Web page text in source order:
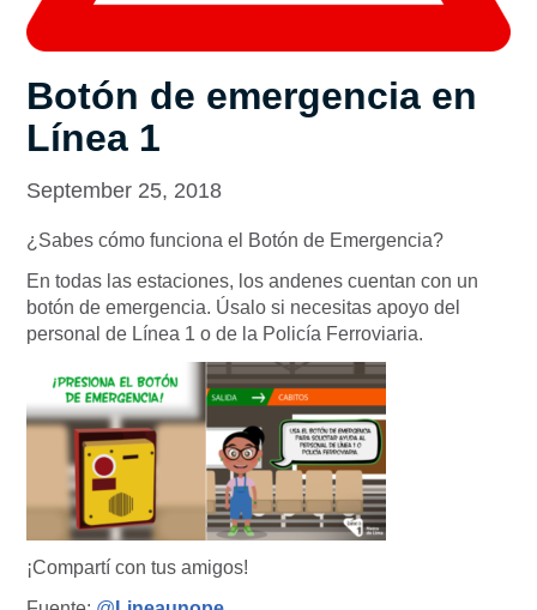
Botón de emergencia en
Línea 1
September 25, 2018
¿Sabes cómo funciona el Botón de Emergencia?
En todas las estaciones, los andenes cuentan con un
botón de emergencia. Úsalo si necesitas apoyo del
personal de Línea 1 o de la Policía Ferroviaria.
¡Compartí con tus amigos!